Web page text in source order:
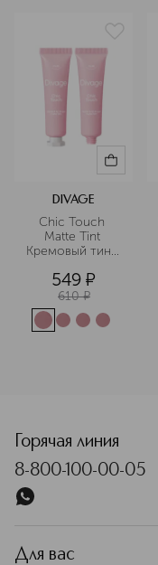
DIVAGE
Chic Touch
Matte Tint
Кремовый тинт
глаз
549 ¤
610 ¤
Горячая линия
8-800-100-00-05
Для вас